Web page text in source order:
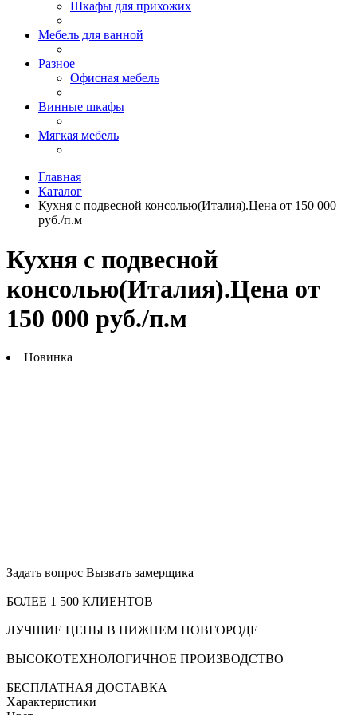
Шкафы для прихожих
Мебель для ванной
Разное
Офисная мебель
Винные шкафы
Мягкая мебель
Главная
Каталог
Кухня с подвесной консолью(Италия).Цена от 150 000
руб./п.м
Кухня с подвесной
консолью(Италия).Цена от
150 000 руб./п.м
Новинка
Задать вопрос Вызвать замерщика
БОЛЕЕ 1 500 КЛИЕНТОВ
ЛУЧШИЕ ЦЕНЫ В НИЖНЕМ НОВГОРОДЕ
ВЫСОКОТЕХНОЛОГИЧНОЕ ПРОИЗВОДСТВО
БЕСПЛАТНАЯ ДОСТАВКА
Характеристики